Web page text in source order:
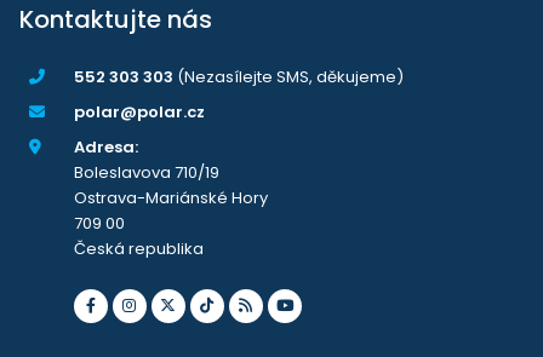
Kontaktujte nás
552 303 303 (Nezasílejte SMS, děkujeme)
polar@polar.cz
Adresa:
Boleslavova 710/19
Ostrava-Mariánské Hory
709 00
Česká republika